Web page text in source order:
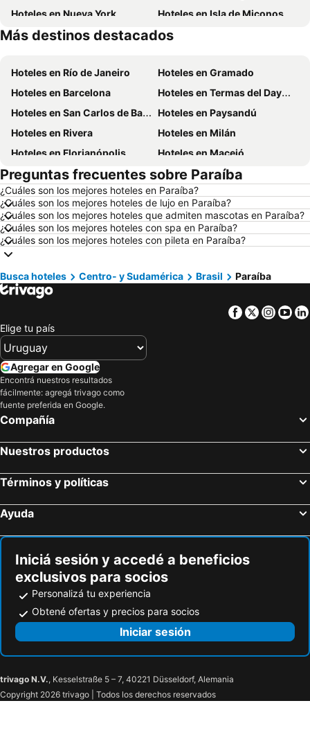
Hoteles en Nueva York
Hoteles en Isla de Miconos
Hoteles en Maldonado
Hoteles en Uruguay
Más destinos destacados
Hoteles en Río de Janeiro
Hoteles en Gramado
Hoteles en Barcelona
Hoteles en Termas del Dayman
Hoteles en San Carlos de Bariloche
Hoteles en Paysandú
Hoteles en Rivera
Hoteles en Milán
Hoteles en Florianópolis
Hoteles en Maceió
Hoteles en Mendoza Capital
Hoteles en Roma
Hoteles en Petrópolis
Hoteles en Punta del Diablo
Hoteles en Miami Beach
Hoteles en Canela
Hoteles en Chuy
Hoteles en Berlín
Hoteles en Ibiza
Hoteles en Brasil
Hoteles en Florida
Hoteles en Aruba
Hoteles en Mallorca
Hoteles en Asunción
Hoteles en Departamento de Colonia
Hoteles en Algarve
Hoteles en Isla Samana
Hoteles en Costa Rica
Preguntas frecuentes sobre Paraíba
¿Cuáles son los mejores hoteles en Paraíba?
¿Cuáles son los mejores hoteles de lujo en Paraíba?
¿Cuáles son los mejores hoteles que admiten mascotas en Paraíba?
¿Cuáles son los mejores hoteles con spa en Paraíba?
¿Cuáles son los mejores hoteles con pileta en Paraíba?
Busca hoteles Centro- y Sudamérica Brasil Paraíba
Facebook
Twitter
Elige tu país
Agregar en Google
Encontrá nuestros resultados
fácilmente: agregá trivago como
fuente preferida en Google.
Compañía
Nuestros productos
Términos y políticas
Ayuda
Iniciá sesión y accedé a beneficios
exclusivos para socios
Personalizá tu experiencia
Obtené ofertas y precios para socios
Iniciar sesión
trivago N.V., Kesselstraße 5 – 7, 40221 Düsseldorf, Alemania
Copyright 2026 trivago | Todos los derechos reservados